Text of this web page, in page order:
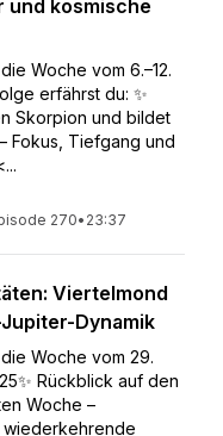
und kosmische
Woche vom 6.–12.
erfährst du: ✨
Skorpion und bildet
Fokus, Tiefgang und
270• 23:37
Viertelmond
Dynamik
Woche vom 29.
Rückblick auf den
Woche –